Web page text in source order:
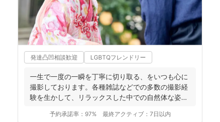
発達凸凹相談歓迎 LGBTQフレンドリー
一生で一度の一瞬を丁寧に切り取る、をいつも心に
撮影しております。各種雑誌などでの多数の撮影経
験を生かして、リラックスした中での自然体な姿の
予約承諾率： 97% 最終アクティブ： 7日以内